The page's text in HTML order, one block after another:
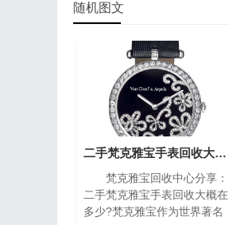
随机图文
二手梵克雅宝手表回收大概在多少?(梵克雅宝高价回收指南)
梵克雅宝回收中心分享：
二手梵克雅宝手表回收大概在
多少?梵克雅宝作为世界著名